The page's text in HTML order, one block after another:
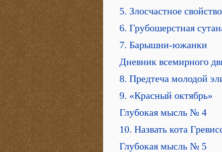
5. Злосчастное свойство
6. Грубошерстная
7. Барышни-южанки
Дневник всемирного
8. Предтеча молодой
9. «Красный октябрь»
Глубокая мысль № 4
10. Назвать кота
Глубокая мысль № 5